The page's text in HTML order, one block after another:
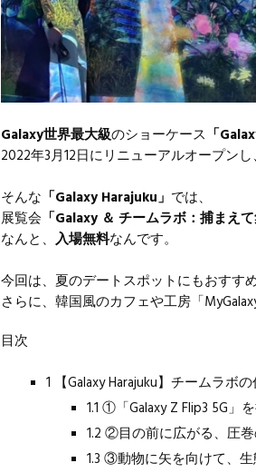
Galaxy世界最大級のショーケース 「
2022年3月12日にリニューアルオープンし
そんな 「Galaxy Harajuku」 では、
展覧会 「Galaxy ＆ チームラボ：捕まえ
なんと、 入場無料なんです。
今回は、夏のデートスポットにもおすす
さらに、韓国風のカフェや工房「
目次
1 【Galaxy Harajuku】チームラボ
1.1 ①「Galaxy Z Flip3 5G」
1.2 ②目の前に広がる、圧巻
1.3 ③動物に矢を向けて、